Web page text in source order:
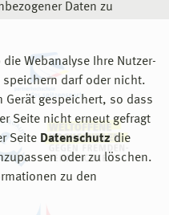
Daten zu
Webanalyse Ihre Nutzer-
speichern darf oder nicht.
Gerät gespeichert, so dass
Seite nicht erneut gefragt
Seite Datenschutz die
oder zu löschen.
zu den